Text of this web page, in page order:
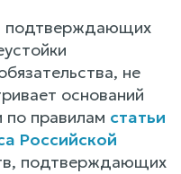
подтверждающих
не
оснований
по правилам статьи
Российской
подтверждающих